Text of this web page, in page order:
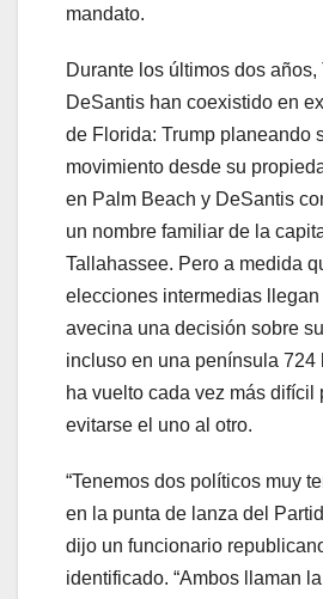
mandato.
Durante los últimos dos años,
DeSantis han coexistido en
de Florida: Trump planeando
movimiento desde su
en Palm Beach y DeSantis
un nombre familiar de la
Tallahassee. Pero a medida
elecciones intermedias llegan
avecina una decisión sobre
incluso en una península 724
ha vuelto cada vez más difícil
evitarse el uno al otro.
“Tenemos dos políticos muy
en la punta de lanza del
dijo un funcionario
identificado. “Ambos llaman